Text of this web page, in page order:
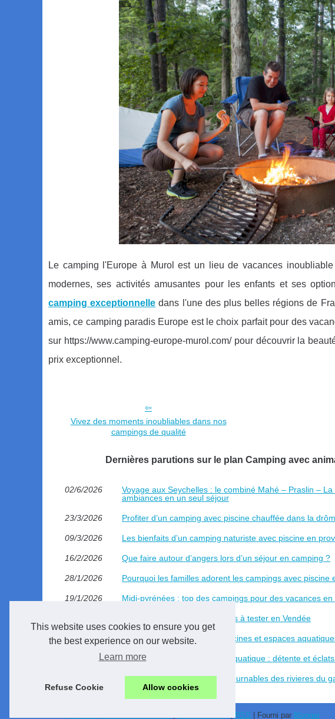
This website uses cookies to ensure you get
the best experience on our website.
Learn more
Refuse Cookie Allow cookies
Le camping l'Europe à Murol est un lieu de vacances
modernes, ses activités amusantes pour les enfants et ses
camping exceptionnelle dans l'une des plus belles régions de
amis, ce camping paradis Europe est le choix parfait pour des
sur https://www.camping-europe-murol.com/ pour découvrir la
prix exceptionnel.
Vivez des moments inoubliables dans nos
campings de qualité
Dernières parutions sur le plan Camping avec
02/6/2026
Voyage aux Seychelles : le combiné Mahé – Praslin –
ambiances en un seul séjour
23/3/2026 Profiter d’un camping avec piscine chauffée dans la
09/3/2026 Les bienfaits d’un camping naturiste avec piscine en
16/2/2026 Que faire autour d’angers lors d’un séjour en camping ?
28/1/2026 Pourquoi les familles adorent les campings avec piscine
19/1/2026 Midi-pyrénées : top des campings pour des vacances
Les meilleurs parcs aquatiques à tester en Vendée
05/10/2025 Où profiter des plus belles piscines et espaces
23/8/2025 Camping finistère avec parc aquatique : détente et
Les activités nautiques incontournables des rivieres du
RSS | Fourni par Blogger